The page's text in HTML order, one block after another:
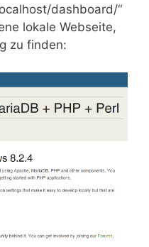
dashboard/“
lokale Webseite,
zu finden: